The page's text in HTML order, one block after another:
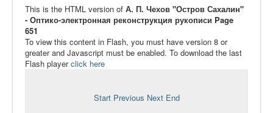
Видеоматериалы
Контакты
Сайт проекта Достоевский
Ермаковополе.рф
This is the HTML version of А. П. Чехов "Остров Сахалин"
- Оптико-электронная реконструкция рукописи Page
651
To view this content in Flash, you must have version 8 or
greater and Javascript must be enabled. To download the last
Flash playerclick here
Start Previous Next End